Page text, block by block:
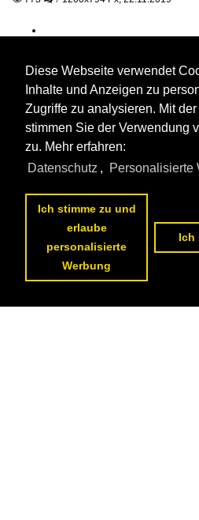
Diese Webseite verwendet
Inhalte und Anzeigen zu
Zugriffe zu analysieren. Mit
stimmen Sie der Verwendung
zu. Mehr erfahren:
Datenschutz , Personalisierte
Ich stimme zu und
erlaube
personalisierte
Werbung
Ich